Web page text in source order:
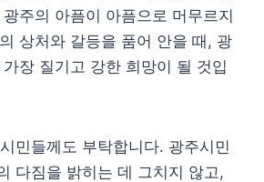
주의 아픔이 아픔으로 머무르지
상처와 갈등을 품어 안을 때, 광
장 질기고 강한 희망이 될 것입
민들께도 부탁합니다. 광주시민
다짐을 밝히는 데 그치지 않고,